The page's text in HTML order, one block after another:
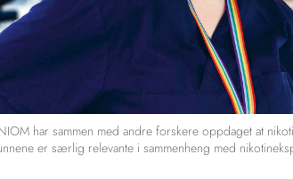
har sammen med andre forskere oppdaget at
er særlig relevante i sammenheng med